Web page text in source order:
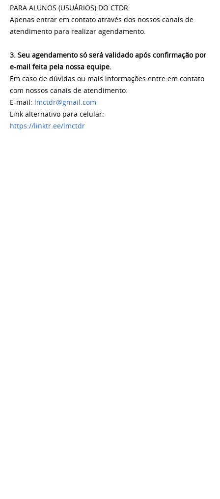
PARA ALUNOS (USUÁRIOS) DO CTDR:
Apenas entrar em contato através dos nossos canais de
atendimento para realizar agendamento.
3. Seu agendamento só será validado após confirmação por
e-mail feita pela nossa equipe.
Em caso de dúvidas ou mais informações entre em contato
com nossos canais de atendimento:
E-mail: lmctdr@gmail.com
Link alternativo para celular:
https://linktr.ee/lmctdr